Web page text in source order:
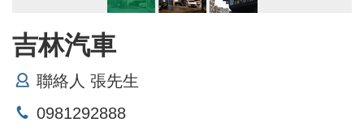
吉林汽車
聯絡人 張先生
0981292888